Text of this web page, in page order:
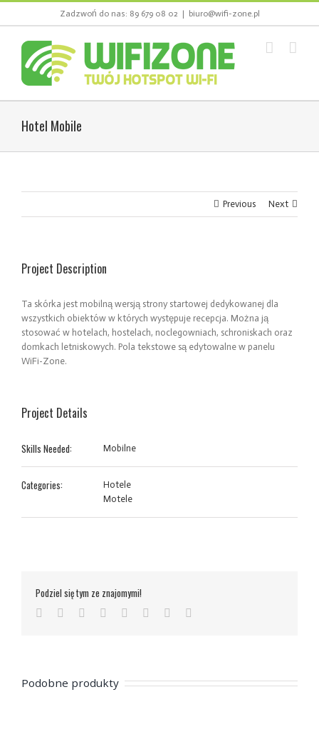
Zadzwoń do nas: 89 679 08 02 | biuro@wifi-zone.pl
Hotel Mobile
Previous Next
Project Description
Ta skórka jest mobilną wersją strony startowej dedykowanej dla
wszystkich obiektów w których występuje recepcja. Można ją
stosować w hotelach, hostelach, noclegowniach, schroniskach oraz
domkach letniskowych. Pola tekstowe są edytowalne w panelu
WiFi-Zone.
Project Details
Skills Needed: Mobilne
Categories:
Hotele
Motele
Podziel się tym ze znajomymi!
Facebook
TwitterLinkedIn
Reddit TumblrPinterest
Podobne produkty